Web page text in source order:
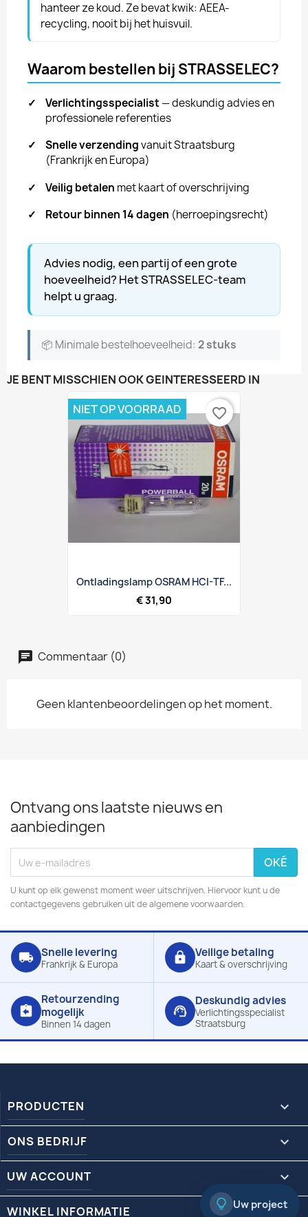
hanteer ze koud. Ze bevat kwik: AEEA-
recycling, nooit bij het huisvuil.
Waarom bestellen bij STRASSELEC?
✓ Verlichtingsspecialist — deskundig advies en
professionele referenties
✓
Snelle verzendingvanuit Straatsburg
(Frankrijk en Europa)
✓
Veilig betalen met kaart of overschrijving
✓
Retour binnen 14 dagen (herroepingsrecht)
Advies nodig, een partij of een grote
hoeveelheid? Het STRASSELEC-team
helpt u graag.
📦 Minimale bestelhoeveelheid: 2 stuks
JE BENT MISSCHIEN OOK GEÏNTERESSEERD IN
Ontladingslamp OSRAM HCI-TF...
€ 31,90
NIET OP VOORRAAD favorite_border
Commentaar (0)
Geen klantenbeoordelingen op het moment.
Ontvang ons laatste nieuws en
aanbiedingen
U kunt op elk gewenst moment weer uitschrijven. Hiervoor kunt u de
contactgegevens gebruiken uit de algemene voorwaarden.
local_shipping Snelle levering
Frankrijk & Europa lock Veilige betaling
Kaart & overschrijving
assignment_return
Retourzending
mogelijk
Binnen 14 dagen
support_agent
Deskundig advies
Verlichtingsspecialist
Straatsburg
PRODUCTEN 
ONS BEDRIJF 
UW ACCOUNT 
WINKEL INFORMATIE keyboard_arrow_down
Uw project